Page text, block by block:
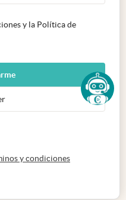
y la Política de
pestaña
y condicionesabre en nueva